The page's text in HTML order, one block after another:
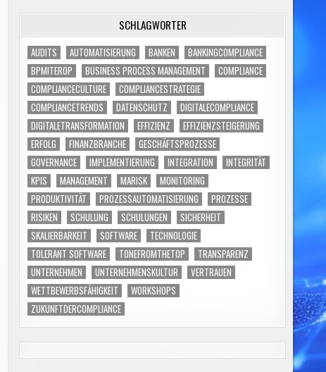
SCHLAGWÖRTER
AUDITS AUTOMATISIERUNG BANKEN
BANKINGCOMPLIANCE
BPMITEROP
BUSINESS PROCESS MANAGEMENT
COMPLIANCE
COMPLIANCECULTURE
COMPLIANCESTRATEGIE
COMPLIANCETRENDS
DATENSCHUTZ
DIGITALECOMPLIANCE
DIGITALETRANSFORMATION
EFFIZIENZ
EFFIZIENZSTEIGERUNG
ERFOLG
FINANZBRANCHE
GESCHÄFTSPROZESSE
GOVERNANCE
IMPLEMENTIERUNG INTEGRATION
INTEGRITÄT
KPIS
MANAGEMENT MARISK
MONITORING
PRODUKTIVITÄT
PROZESSAUTOMATISIERUNG
PROZESSE
RISIKEN
SCHULUNG SCHULUNGEN
SICHERHEIT
SKALIERBARKEIT
SOFTWARE
TECHNOLOGIE
TOLERANT SOFTWARE
TONEFROMTHETOP
TRANSPARENZ
UNTERNEHMEN
UNTERNEHMENSKULTUR
VERTRAUEN
WETTBEWERBSFÄHIGKEIT
WORKSHOPS
ZUKUNFTDERCOMPLIANCE